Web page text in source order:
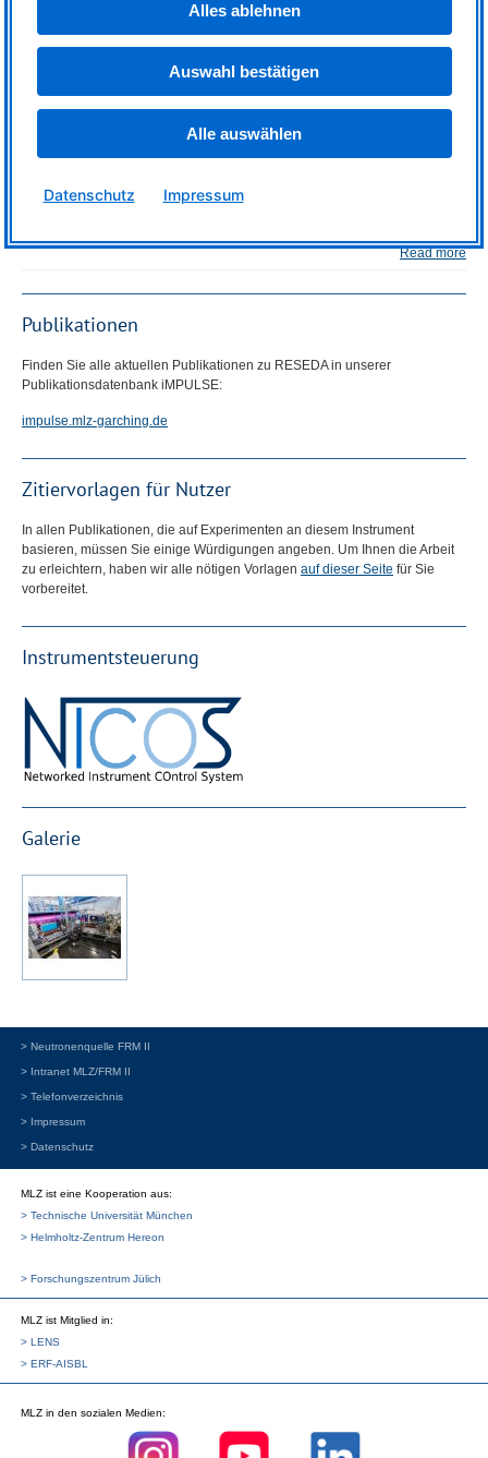
Science Slam
Read more
Publikationen
Finden Sie alle aktuellen Publikationen zu RESEDAin unserer
Publikationsdatenbank iMPULSE:
impulse.mlz-garching.de
Zitiervorlagen für Nutzer
In allen Publikationen, die auf Experimenten an diesem Instrument
basieren, müssen Sie einige Würdigungen angeben. Um Ihnen die Arbeit
zu erleichtern, haben wir alle nötigen Vorlagen auf dieser Seite für Sie
vorbereitet.
Instrumentsteuerung
Galerie
> Neutronenquelle FRM II
> Intranet MLZ/FRM II
> Telefonverzeichnis
> Impressum
> Datenschutz
MLZ ist eine Kooperation aus:
> Technische Universität München
> Helmholtz-Zentrum Hereon
> Forschungszentrum Jülich
MLZ ist Mitglied in:
> LENS
> ERF-AISBL
MLZ in den sozialen Medien:
Alles ablehnen
Auswahl bestätigen
Alle auswählen
Datenschutz Impressum